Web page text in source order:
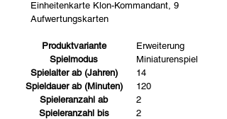
Einheitenkarte Klon-Kommandant, 9
Aufwertungskarten
Produktvariante
Erweiterung
Spielmodus
Miniaturenspiel
Spielalter ab (Jahren)
14
Spieldauer ab (Minuten)
120
Spieleranzahl ab
2
Spieleranzahl bis
2